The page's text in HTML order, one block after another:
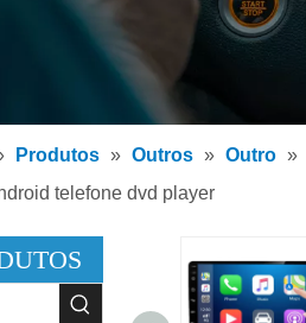
9'/10'android
Novas chegadas
Leitor de MP3
Produtos » Outros » Outro »
telefone dvd player